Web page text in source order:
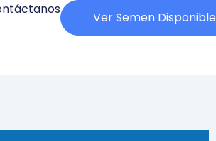
Ver Semen Disponible